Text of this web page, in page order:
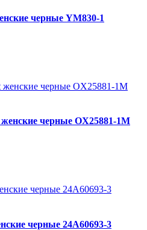
черные YM830-1
черные OX25881-1M
черные 24A60693-3